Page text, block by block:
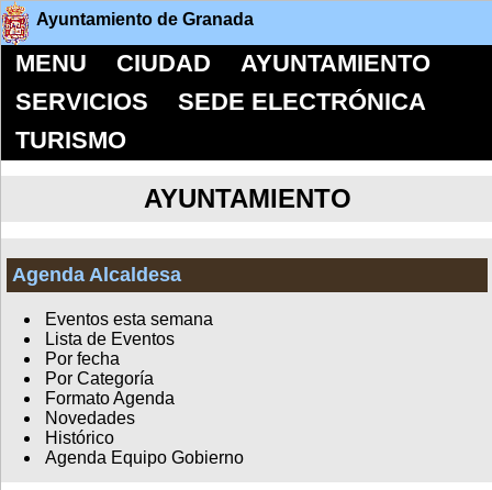
Ayuntamiento de Granada
MENU CIUDAD
AYUNTAMIENTO
SERVICIOS
SEDE ELECTRÓNICA
TURISMO
AYUNTAMIENTO
Agenda Alcaldesa
Eventos esta semana
Lista de Eventos
Por fecha
Por Categoría
Formato Agenda
Novedades
Histórico
Agenda Equipo Gobierno